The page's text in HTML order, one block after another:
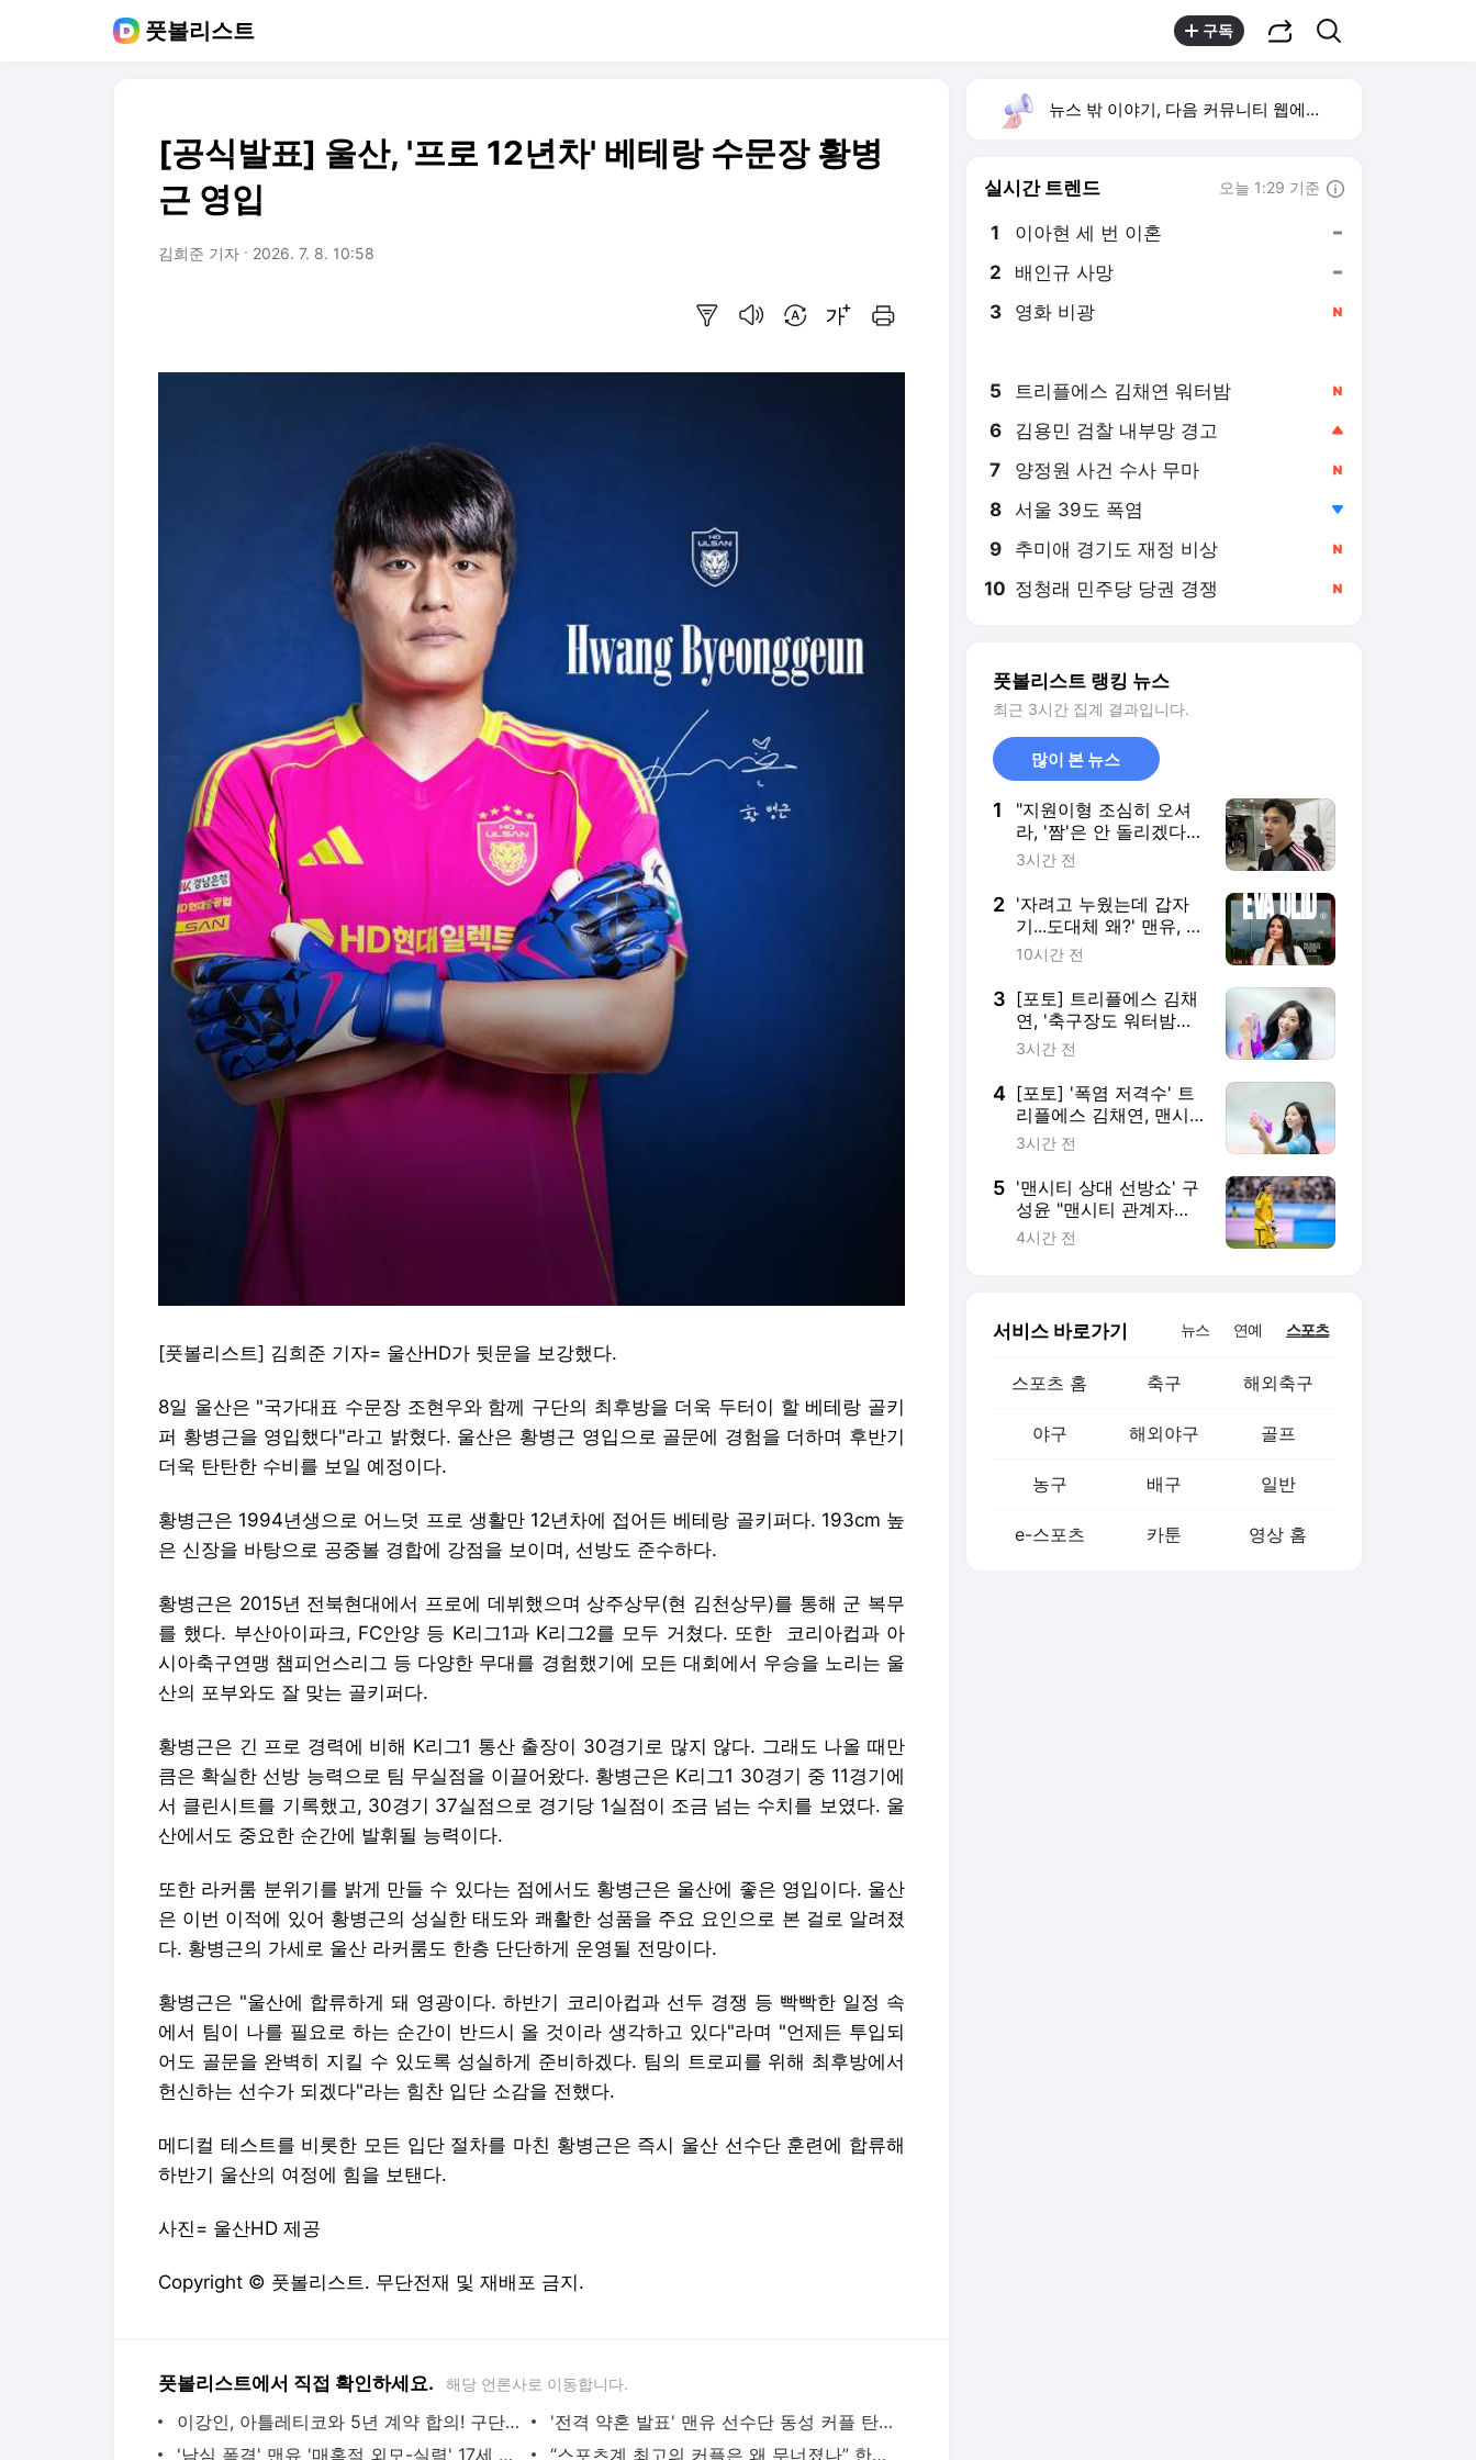
풋볼리스트 구독
[공식발표] 울산, '프로 12년차' 베테랑 수문장 황병
근 영입
김희준 기자 2026. 7. 8. 10:58
[풋볼리스트] 김희준 기자= 울산HD가 뒷문을 보강했다.
8일 울산은 "국가대표 수문장 조현우와 함께 구단의 최후방을 더욱 두터이 할 베테랑 골키
퍼 황병근을 영입했다"라고 밝혔다. 울산은 황병근 영입으로 골문에 경험을 더하며 후반기
더욱 탄탄한 수비를 보일 예정이다.
황병근은 1994년생으로 어느덧 프로 생활만 12년차에 접어든 베테랑 골키퍼다. 193cm 높
은 신장을 바탕으로 공중볼 경합에 강점을 보이며, 선방도 준수하다.
황병근은 2015년 전북현대에서 프로에 데뷔했으며 상주상무(현 김천상무)를 통해 군 복무
를 했다. 부산아이파크, FC안양 등 K리그1과 K리그2를 모두 거쳤다. 또한 코리아컵과 아
시아축구연맹 챔피언스리그 등 다양한 무대를 경험했기에 모든 대회에서 우승을 노리는 울
산의 포부와도 잘 맞는 골키퍼다.
황병근은 긴 프로 경력에 비해 K리그1 통산 출장이 30경기로 많지 않다. 그래도 나올 때만
큼은 확실한 선방 능력으로 팀 무실점을 이끌어왔다. 황병근은 K리그1 30경기 중 11경기에
서 클린시트를 기록했고, 30경기 37실점으로 경기당 1실점이 조금 넘는 수치를 보였다. 울
산에서도 중요한 순간에 발휘될 능력이다.
또한 라커룸 분위기를 밝게 만들 수 있다는 점에서도 황병근은 울산에 좋은 영입이다. 울산
은 이번 이적에 있어 황병근의 성실한 태도와 쾌활한 성품을 주요 요인으로 본 걸로 알려졌
다. 황병근의 가세로 울산 라커룸도 한층 단단하게 운영될 전망이다.
황병근은 "울산에 합류하게 돼 영광이다. 하반기 코리아컵과 선두 경쟁 등 빡빡한 일정 속
에서 팀이 나를 필요로 하는 순간이 반드시 올 것이라 생각하고 있다"라며 "언제든 투입되
어도 골문을 완벽히 지킬 수 있도록 성실하게 준비하겠다. 팀의 트로피를 위해 최후방에서
헌신하는 선수가 되겠다"라는 힘찬 입단 소감을 전했다.
메디컬 테스트를 비롯한 모든 입단 절차를 마친 황병근은 즉시 울산 선수단 훈련에 합류해
하반기 울산의 여정에 힘을 보탠다.
사진= 울산HD 제공
Copyright © 풋볼리스트. 무단전재 및 재배포 금지.
풋볼리스트에서 직접 확인하세요. 해당 언론사로 이동합니다.
이강인, 아틀레티코와 5년 계약 합의! 구단간 합의 마무리되면 스페인 간다 - 풋볼리스트(FOOTBALLIS
'전격 약혼 발표' 맨유 선수단 동성 커플 탄생...'코끼리가 최초 목격자' - 풋볼리스트(FOOTBALLIST)
'남심 폭격' 맨유 '매혹적 외모-실력' 17세 미녀 공격수 공식 영입 - 풋볼리스트(FOOTBALLIST)
“스포츠계 최고의 커플은 왜 무너졌나” 한국 왔던 독일 스타, 10년 못 채우고 파경 맞은 이면 -
뉴스 밖 이야기, 다음 커뮤니티 웹에서 보기
실시간 트렌드 오늘 1:29 기준
1 이아현 세 번 이혼
2 배인규 사망
3 영화 비광
5 트리플에스 김채연 워터밤
6 김용민 검찰 내부망 경고
7 양정원 사건 수사 무마
8 서울 39도 폭염
9 추미애 경기도 재정 비상
10 정청래 민주당 당권 경쟁
풋볼리스트 랭킹 뉴스
최근 3시간 집계 결과입니다.
많이 본 뉴스
1
"지원이형 조심히 오셔
라, '짬'은 안 돌리겠다"
전역(=수원 복귀) 앞둔
[팀 K리그 인터뷰]
3시간 전
2 '자려고 누웠는데 갑자
기...도대체 왜?' 맨유, 여
자팀 사령탑 교체...에바
10시간 전
3 [포토] 트리플에스 김채
연, '축구장도 워터밤으
로'
3시간 전
4 [포토] '폭염 저격수' 트
리플에스 김채연, 맨시
티 팬심 저격 '원샷원킬'
3시간 전
5 '맨시티 상대 선방쇼' 구
성윤 "맨시티 관계자들
이 어떻게 생각할지" 경
4시간 전
서비스 바로가기 뉴스 연예 스포츠
스포츠 홈 축구 해외축구
야구 해외야구 골프
농구 배구 일반
e-스포츠 카툰 영상 홈